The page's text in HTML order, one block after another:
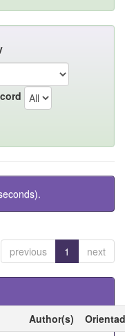
previous 1 next
Author(s)